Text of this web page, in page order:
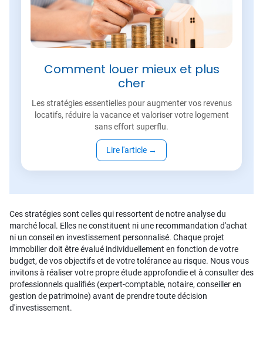
Comment louer mieux et plus
cher
Les stratégies essentielles pour augmenter vos revenus
locatifs, réduire la vacance et valoriser votre logement
sans effort superflu.
Lire l'article →
Ces stratégies sont celles qui ressortent de notre analyse du
marché local. Elles ne constituent ni une recommandation d'achat
ni un conseil en investissement personnalisé. Chaque projet
immobilier doit être évalué individuellement en fonction de votre
budget, de vos objectifs et de votre tolérance au risque. Nous vous
invitons à réaliser votre propre étude approfondie et à consulter des
professionnels qualifiés (expert-comptable, notaire, conseiller en
gestion de patrimoine) avant de prendre toute décision
d'investissement.